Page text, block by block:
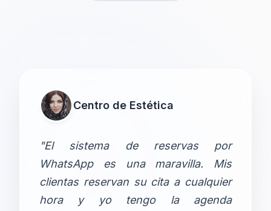
Centro de Estética
"El sistema de reservas por
WhatsApp es una maravilla. Mis
clientas reservan su cita a cualquier
hora y yo tengo la agenda